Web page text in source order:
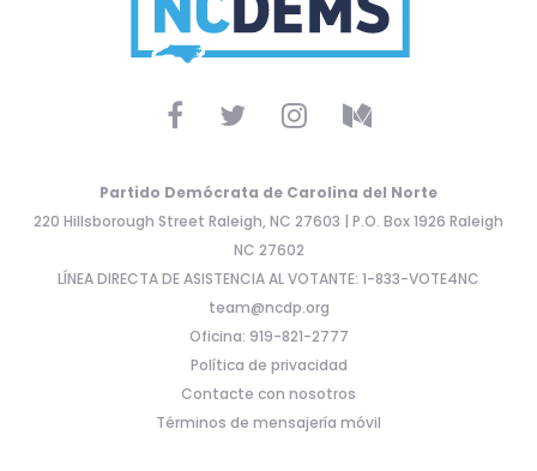
Partido Demócrata de Carolina del Norte
220 Hillsborough Street Raleigh, NC 27603 | P.O. Box 1926 Raleigh
NC 27602
LÍNEA DIRECTA DE ASISTENCIA AL VOTANTE: 1-833-VOTE4NC
team@ncdp.org
Oficina: 919-821-2777
Política de privacidad
Contacte con nosotros
Términos de mensajería móvil